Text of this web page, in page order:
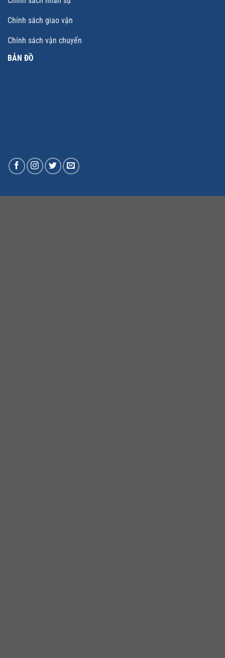
Chính sách giao vận
Chính sách vận chuyển
BẢN ĐỒ